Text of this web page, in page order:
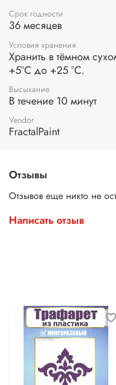
Срок годности
36 месяцев
Условия хранения
Хранить в тёмном
+5°С до +25 °С.
Высыхание
В течение 10 минут
Vendor
FractalPaint
Отзывы
Отзывов еще никто не
Написать отзыв